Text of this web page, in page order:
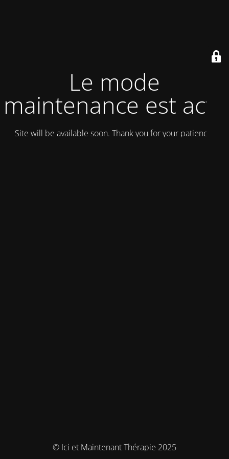
Le mode
maintenance est actif
Site will be available soon. Thank you for your patience!
© Ici et Maintenant Thérapie 2025